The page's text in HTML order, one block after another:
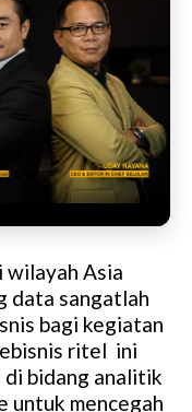
wilayah Asia
data sangatlah
bagi kegiatan
ritel ini
bidang analitik
mencegah